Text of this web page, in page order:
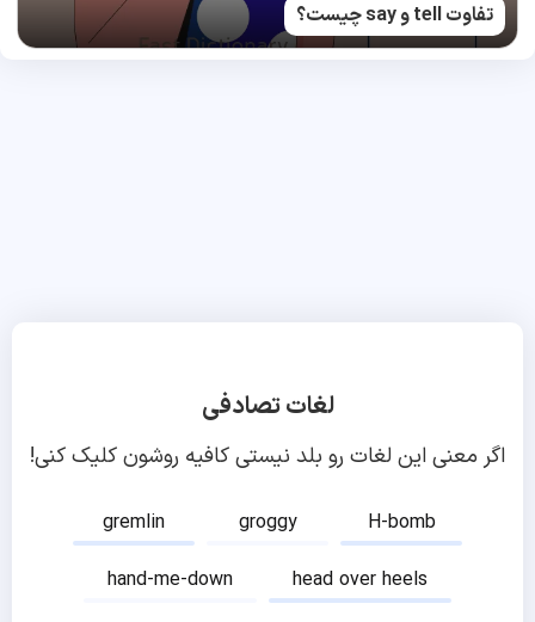
تفاوت tell و say چیست؟
لغات تصادفی
اگر معنی این لغات رو بلد نیستی کافیه روشون کلیک کنی!
gremlin groggy
H-bomb
hand-me-down
head over heels